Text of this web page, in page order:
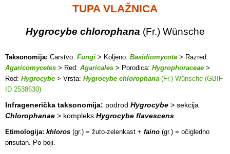
TUPA VLAŽNICA
Hygrocybe chlorophana (Fr.) Wünsche
Taksonomija: Carstvo: Fungi > Koljeno: Basidiomycota > Razred:
Agaricomycetes > Red: Agaricales > Porodica: Hygrophoraceae >
Rod: Hygrocybe > Vrsta: Hygrocybe chlorophana (Fr.) Wünsche (GBIF
ID 2538630)
Infragenerička taksonomija: podrod Hygrocybe > sekcija
Chlorophanae > kompleks Hygrocybe flavescens
Etimologija: khloros (gr.) = žuto-zelenkast + faino (gr.) = očigledno
prisutan. Po boji.